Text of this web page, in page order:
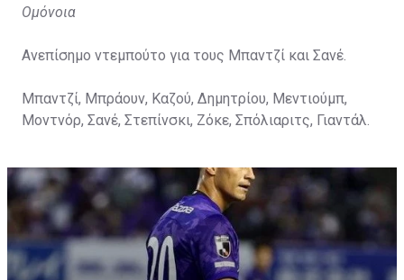
Ομόνοια
Ανεπίσημο ντεμπούτο για τους Μπαντζί και Σανέ.
Μπαντζί, Μπράουν, Καζού, Δημητρίου, Μεντιούμπ,
Μοντνόρ, Σανέ, Στεπίνσκι, Ζόκε, Σπόλιαριτς, Γιαντάλ.